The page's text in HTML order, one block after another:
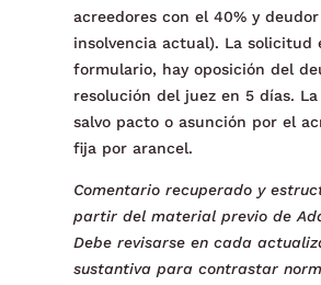
acreedores con el 40% y
insolvencia actual). La solicitud
formulario, hay oposición del
resolución del juez en 5 días.
salvo pacto o asunción por el
fija por arancel.
Comentario recuperado y
partir del material previo de
Debe revisarse en cada
sustantiva para contrastar